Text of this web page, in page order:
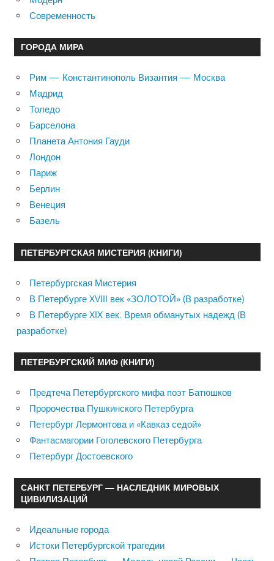
Современность
ГОРОДА МИРА
Рим — Константинополь Византия — Москва
Мадрид
Толедо
Барселона
Планета Антония Гауди
Лондон
Париж
Берлин
Венеция
Базель
ПЕТЕРБУРГСКАЯ МИСТЕРИЯ (КНИГИ)
Петербургская Мистерия
В Петербурге XVIII век «ЗОЛОТОЙ» (В разработке)
В Петербурге XIX век. Время обманутых надежд (В
разработке)
ПЕТЕРБУРГСКИЙ МИФ (КНИГИ)
Предтеча Петербургского мифа поэт Батюшков
Пророчества Пушкинского Петербурга
Петербург Лермонтова и «Кавказ седой»
Фантасмагории Гоголевского Петербурга
Петербург Достоевского
САНКТ ПЕТЕРБУРГ — НАСЛЕДНИК МИРОВЫХ
ЦИВИЛИЗАЦИЙ
Идеальные города
Истоки Петербургской трагедии